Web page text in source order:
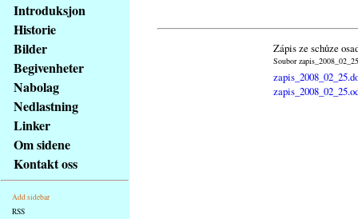
obsah
stránky
Klávesové
zkratky
tomto
webu
základní
Hlavní
strana
Introduksjon
Historie
Bilder
Begivenheter
Nabolag
Nedlastning
Linker
Om sidene
Kontakt oss
Add sidebar
RSS
Zápis ze schůze
Soubor